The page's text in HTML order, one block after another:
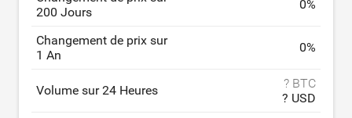
200 Jours
0%
Changement de prix sur
1 An
0%
Volume sur 24 Heures
? BTC
? USD